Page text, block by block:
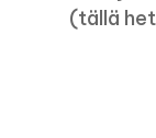
(tällä